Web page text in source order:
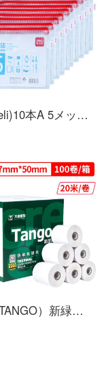
得力(deli)10本A 5メッシュジッパーバッグ透明ファイル袋ビルバッグ資料収納袋赤5656
天章（TANGO）新緑天章の中で高品質で感熱性の高い銀紙57。×50 mmの米団のテイクアウトpoスーパーの小さい切符の100巻（20メートル/巻き）の銀機の紙の足の米の数を印刷します